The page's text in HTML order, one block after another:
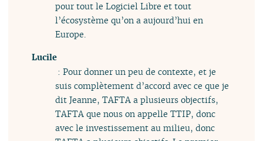
pour tout le Logiciel Libre et tout
l’écosystème qu’on a aujourd’hui en
Europe.
Lucile
: Pour donner un peu de contexte, et je
suis complètement d’accord avec ce que je
dit Jeanne, TAFTA a plusieurs objectifs,
TAFTA que nous on appelle TTIP, donc
avec le investissement au milieu, donc